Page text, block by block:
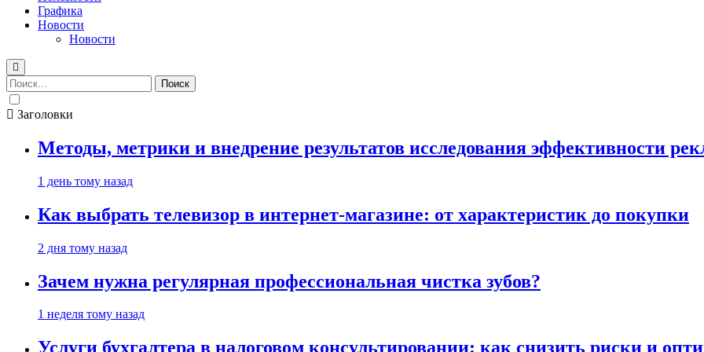
Графика
Новости
Новости
Найти:
Заголовки
Методы, метрики и внедрение результатов исследования эффективности
1 день тому назад
Как выбрать телевизор в интернет-магазине: от характеристик до покупки
2 дня тому назад
Зачем нужна регулярная профессиональная чистка зубов?
1 неделя тому назад
Услуги бухгалтера в налоговом консультировании: как снизить риски и